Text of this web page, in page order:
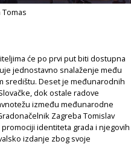
će po prvi put biti dostupna
jednostavno snalaženje među
središtu. Deset je međunarodnih
dok ostale radove
između međunarodne
Zagreba Tomislav
identiteta grada i njegovih
izdanje zbog svoje